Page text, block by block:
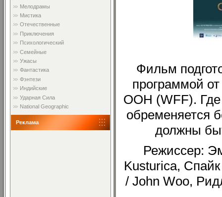
Мелодрамы
Мистика
Отечественные
Приключения
Психологический
Семейные
Ужасы
Фантастика
Фэнтези
Индийские
Ударная Сила
National Geographic
Реклама
Фильм
программой
ООН (WFF).
обременяется
должны
Режиссер:
Kusturica,
/ John Woo,